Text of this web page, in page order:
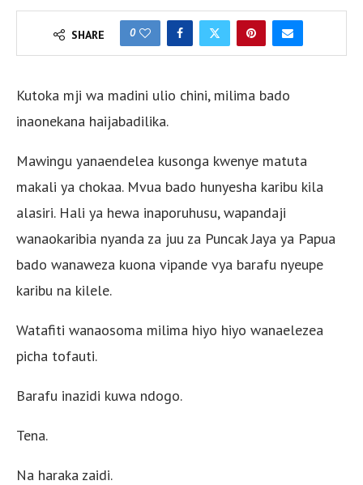
SHARE 0
Kutoka mji wa madini ulio chini, milima bado
inaonekana haijabadilika.
Mawingu yanaendelea kusonga kwenye matuta
makali ya chokaa. Mvua bado hunyesha karibu kila
alasiri. Hali ya hewa inaporuhusu, wapandaji
wanaokaribia nyanda za juu za Puncak Jaya ya Papua
bado wanaweza kuona vipande vya barafu nyeupe
karibu na kilele.
Watafiti wanaosoma milima hiyo hiyo wanaelezea
picha tofauti.
Barafu inazidi kuwa ndogo.
Tena.
Na haraka zaidi.